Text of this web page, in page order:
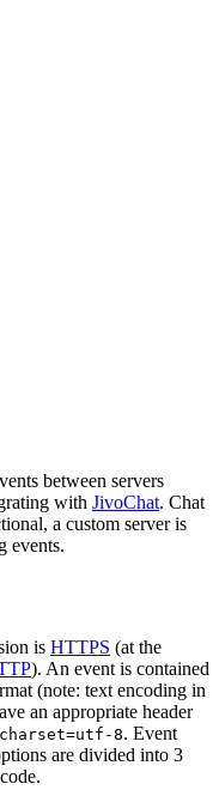
between servers
with JivoChat. Chat
a custom server is
events.
is HTTPS (at the
). An event is contained
(note: text encoding in
an appropriate header
8. Event
are divided into 3